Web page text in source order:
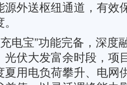
源外送枢纽通道，有效
电宝”功能完备，深度
光伏大发富余时段，项
夏用电负荷攀升、电网